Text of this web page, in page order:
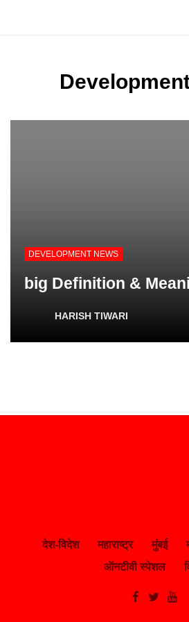
DEVELOPMENT NEWS
big Definition &
HARISH TIWARI
देश-विदेश महाराष्ट्र मुंबई
ऑनटीवी स्पेशल